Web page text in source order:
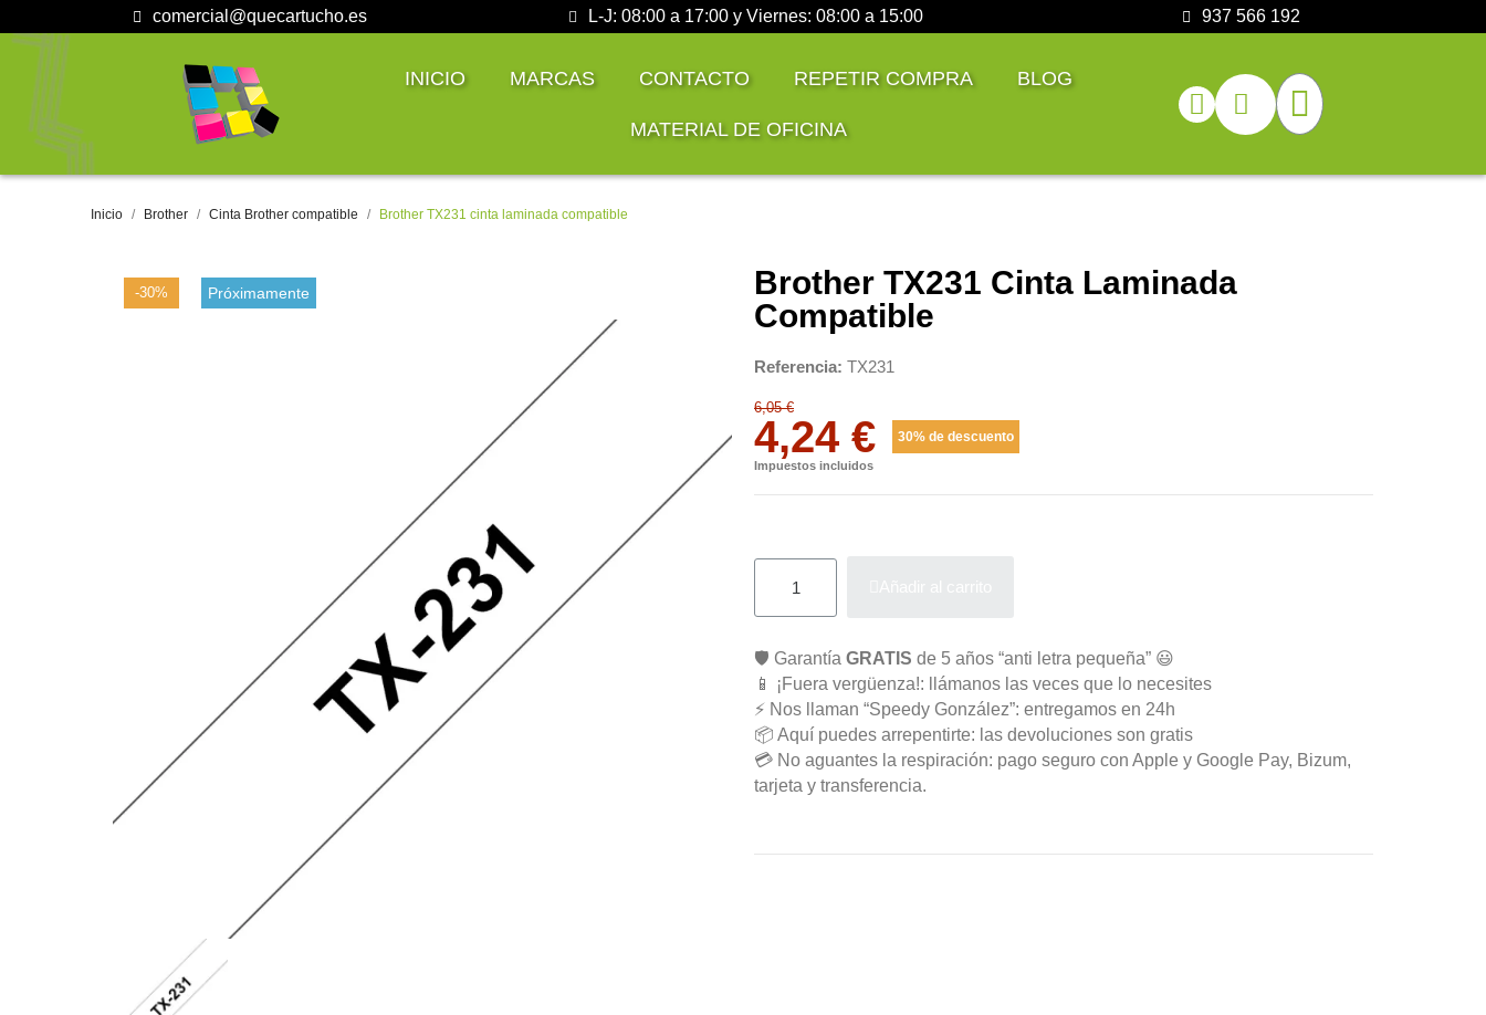
comercial@quecartucho.es L-J: 08:00 a 17:00 y Viernes: 08:00 a 15:00 937 566 192
INICIO MARCAS CONTACTO REPETIR COMPRA BLOG
MATERIAL DE OFICINA
Inicio Brother Cinta Brother compatible Brother TX231 cinta laminada compatible
-30% Próximamente
Brother TX231 Cinta Laminada
Compatible
Referencia TX231
6,05 €
4,24 € 30% de descuento
Impuestos incluidos
🛡️ Garantía GRATIS de 5 años “anti letra pequeña” 😃
📱 ¡Fuera vergüenza!: llámanos las veces que lo necesites
⚡ Nos llaman “Speedy González”: entregamos en 24h
📦 Aquí puedes arrepentirte: las devoluciones son gratis
💳 No aguantes la respiración: pago seguro con Apple y Google Pay, Bizum,
tarjeta y transferencia.